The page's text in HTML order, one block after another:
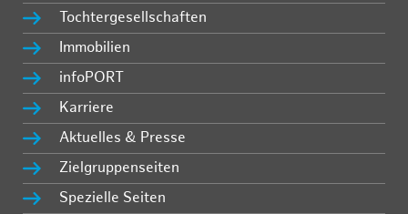
Tochtergesellschaften
Immobilien
infoPORT
Karriere
Aktuelles & Presse
Zielgruppenseiten
Spezielle Seiten